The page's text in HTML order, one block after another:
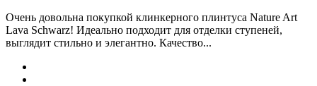
Очень довольна покупкой клинкерного плинтуса Nature Art
Lava Schwarz! Идеально подходит для отделки ступеней,
выглядит стильно и элегантно. Качество...